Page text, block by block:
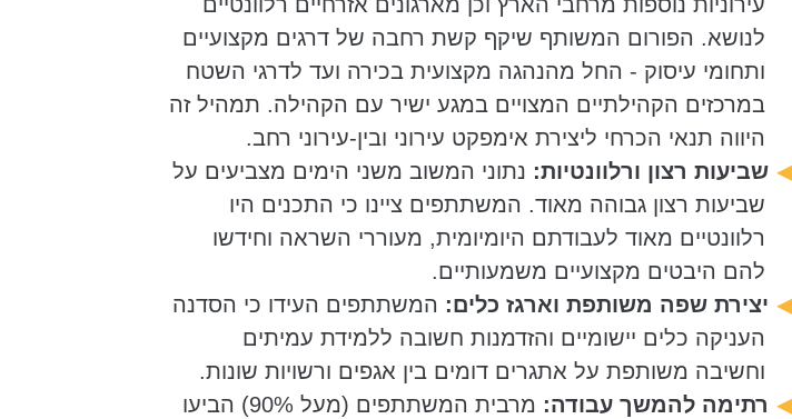
תיאורטיים והרצאות מומחים. המטרה הייתה לייצר בסיס ידע מוצק
ורתימה של מנעד רחב של אגפים ודרגים. למידה זו ביססה את
התשתית המושגית ואת הרציונל המקצועי העומד בבסיס סוגיית
הרווחה ההורית.
היום השני - סדנה יישומית:פורום מצומצם של צוותים עירוניים
שעסק במעבר מתיאוריה לפרקטיקה. בסדנה זו יושמו עקרונות
מתודולוגיית SIT (חשיבה המצאתית שיטתית) - פיתוח פתרונות
יצירתיים מתוך מגבלות ושימוש במשאבים קיימים. הצוותים העירוניים
בחנו את המשאבים הזמינים במרחב העירוני שלהם ומתוך אותם
משאבים פיתחו רעיונות ראשוניים למענים להורים, המותאמים
לאתגרים העירוניים הרלוונטיים.
לנושא. הפורום המשותף שיקף קשת רחבה של דרגים מקצועיים
ותחומי עיסוק - החל מהנהגה מקצועית בכירה ועד לדרגי השטח
במרכזים הקהילתיים המצויים במגע ישיר עם הקהילה. תמהיל זה
היווה תנאי הכרחי ליצירת אימפקט עירוני ובין-עירוני רחב.
שביעות רצון ורלוונטיות: נתוני המשוב משני הימים מצביעים על
שביעות רצון גבוהה מאוד. המשתתפים ציינו כי התכנים היו
רלוונטיים מאוד לעבודתם היומיומית, מעוררי השראה וחידשו
להם היבטים מקצועיים משמעותיים.
יצירת שפה משותפת וארגז כלים: המשתתפים העידו כי הסדנה
העניקה כלים יישומיים והזדמנות חשובה ללמידת עמיתים
וחשיבה משותפת על אתגרים דומים בין אגפים ורשויות שונות.
רתימה להמשך עבודה:
מרבית המשתתפים (מעל 90%) הביעו